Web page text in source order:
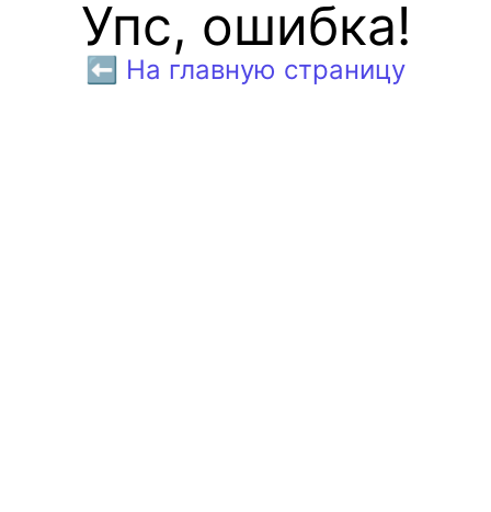
Упс, ошибка!
⬅️ На главную страницу